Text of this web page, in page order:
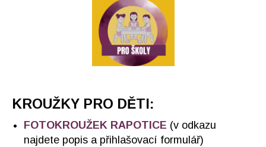
KROUŽKY PRO DĚTI:
FOTOKROUŽEK RAPOTICE (v odkazu
najdete popis a přihlašovací formulář)